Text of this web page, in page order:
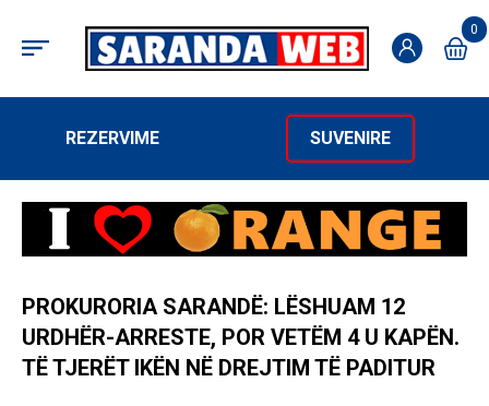
0
REZERVIME SUVENIRE
PROKURORIA SARANDË: LËSHUAM 12
URDHËR-ARRESTE, POR VETËM 4 U KAPËN.
TË TJERËT IKËN NË DREJTIM TË PADITUR